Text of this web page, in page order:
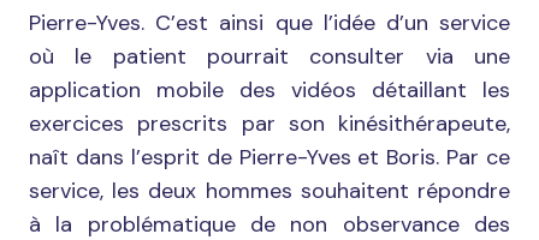
Pierre-Yves. C’est ainsi que l’idée d’un service
où le patient pourrait consulter via une
application mobile des vidéos détaillant les
exercices prescrits par son kinésithérapeute,
naît dans l’esprit de Pierre-Yves et Boris. Par ce
service, les deux hommes souhaitent répondre
à la problématique de non observance des